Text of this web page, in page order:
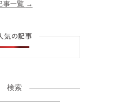
事一覧 →
気の記事
検索